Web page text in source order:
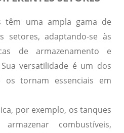
têm uma ampla gama de
setores, adaptando-se às
de armazenamento e
Suaversatilidade é um dos
os tornam essenciais em
por exemplo, os tanques
combustíveis,